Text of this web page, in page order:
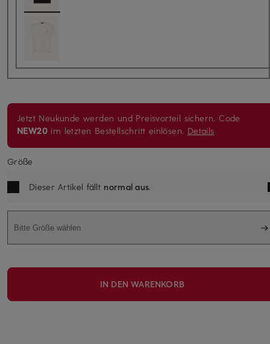
Jetzt Neukunde werden und Preisvorteil sichern. Code
NEW20 im letzten Bestellschritt einlösen. Details
Größe
Dieser Artikel fällt normal aus.
Bitte Größe wählen
IN DEN WARENKORB